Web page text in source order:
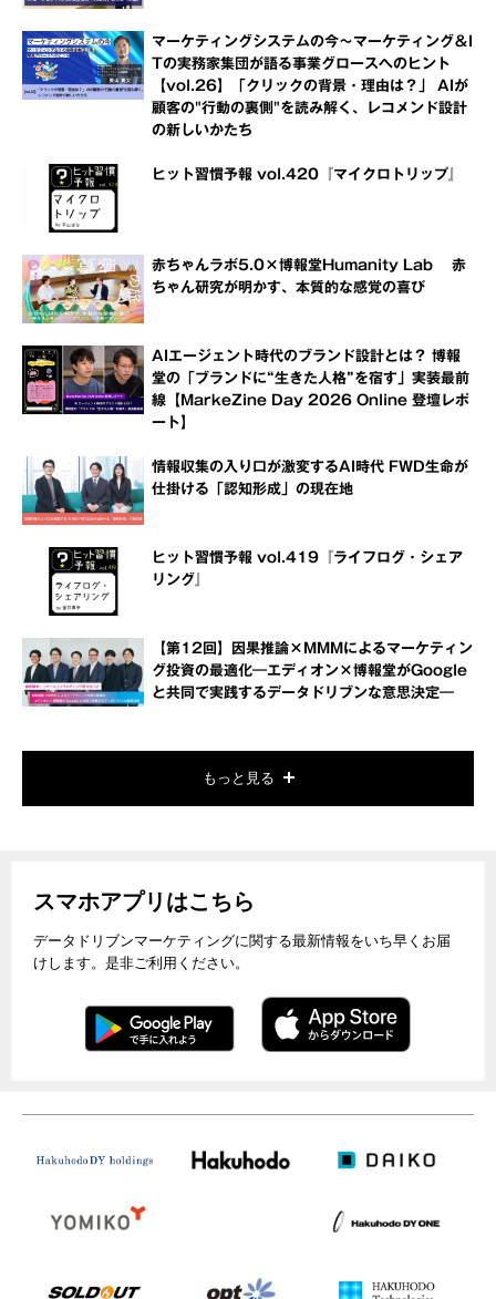
マーケティングシステムの今～マーケティング＆I
Tの実務家集団が語る事業グロースへのヒント
【vol.26】「クリックの背景・理由は？」 AIが
顧客の"行動の裏側"を読み解く、レコメンド設計
の新しいかたち
ヒット習慣予報 vol.420『マイクロトリップ』
赤ちゃんラボ5.0×博報堂Humanity Lab 赤
ちゃん研究が明かす、本質的な感覚の喜び
AIエージェント時代のブランド設計とは？ 博報
堂の「ブランドに“生きた人格”を宿す」実装最前
線【MarkeZine Day 2026 Online 登壇レポ
ート】
情報収集の入り口が激変するAI時代 FWD生命が
仕掛ける「認知形成」の現在地
ヒット習慣予報 vol.419『ライフログ・シェア
リング』
【第12回】因果推論×MMMによるマーケティン
グ投資の最適化―エディオン×博報堂がGoogle
と共同で実践するデータドリブンな意思決定―
もっと見る
スマホアプリはこちら
データドリブンマーケティングに関する最新情報をいち早くお届
けします。是非ご利用ください。